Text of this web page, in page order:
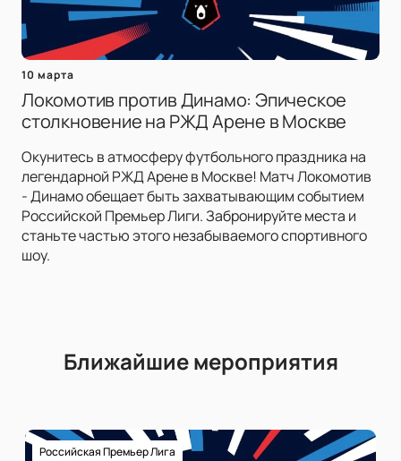
10 марта
Локомотив против Динамо: Эпическое
столкновение на РЖД Арене в Москве
Окунитесь в атмосферу футбольного праздника на
легендарной РЖД Арене в Москве! Матч Локомотив
- Динамо обещает быть захватывающим событием
Российской Премьер Лиги. Забронируйте места и
станьте частью этого незабываемого спортивного
шоу.
Ближайшие мероприятия
Российская Премьер Лига